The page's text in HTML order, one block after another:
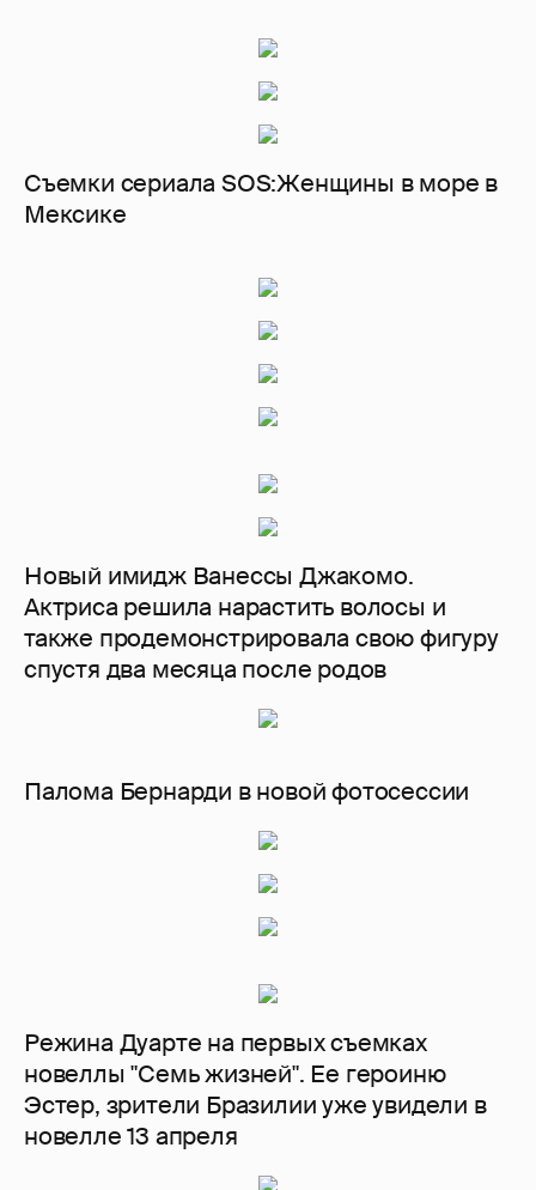
Съемки сериала SOS:Женщины в море в
Мексике
Новый имидж Ванессы Джакомо.
Актриса решила нарастить волосы и
также продемонстрировала свою фигуру
спустя два месяца после родов
Палома Бернарди в новой фотосессии
Режина Дуарте на первых съемках
новеллы "Семь жизней". Ее героиню
Эстер, зрители Бразилии уже увидели в
новелле 13 апреля